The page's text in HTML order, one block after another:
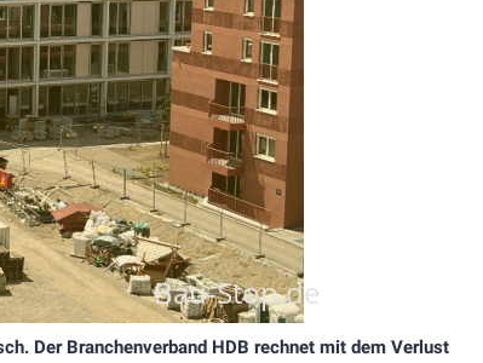
Der Branchenverband HDB rechnet mit dem Verlust